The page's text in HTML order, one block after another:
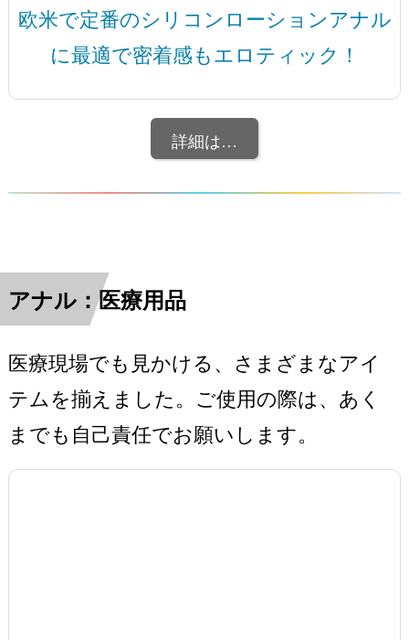
欧米で定番のシリコンローションアナル
に最適で密着感もエロティック！
詳細は…
アナル：医療用品
医療現場でも見かける、さまざまなアイ
テムを揃えました。ご使用の際は、あく
までも自己責任でお願いします。